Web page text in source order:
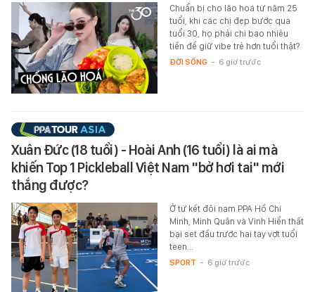
Chuẩn bị cho lão hoá từ năm 25
tuổi, khi các chị đẹp bước qua
tuổi 30, họ phải chi bao nhiêu
tiền để giữ vibe trẻ hơn tuổi thật?
ĐỜI SỐNG - 6 giờ trước
Xuân Đức (18 tuổi) - Hoài Anh (16 tuổi) là ai mà
khiến Top 1 Pickleball Việt Nam "bở hơi tai" mới
thắng được?
Ở tứ kết đôi nam PPA Hồ Chí
Minh, Minh Quân và Vinh Hiển thất
bại set đầu trước hai tay vợt tuổi
teen...
SPORT - 6 giờ trước